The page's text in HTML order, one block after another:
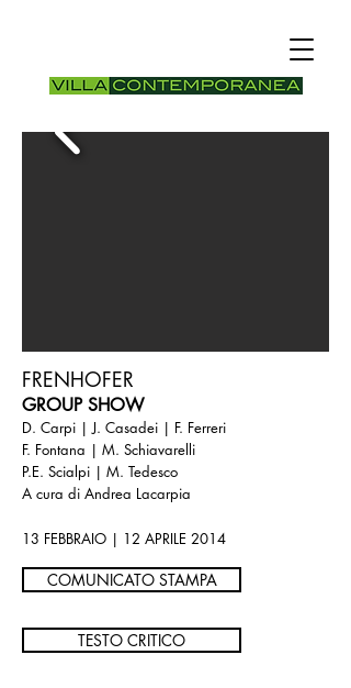
FRENHOFER
GROUP SHOW
D. Carpi | J. Casadei | F. Ferreri
F. Fontana | M. Schiavarelli
P.E. Scialpi | M. Tedesco
A cura di Andrea Lacarpia
13 FEBBRAIO | 12 APRILE 2014
COMUNICATO STAMPA
TESTO CRITICO